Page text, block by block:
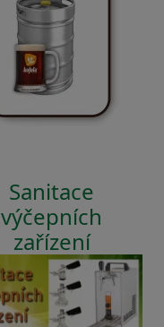
Sanitace
výčepních
zařízení